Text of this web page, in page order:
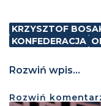
KRZYSZTOF
KONFEDERACJA
Rozwiń wpis...
Rozwiń